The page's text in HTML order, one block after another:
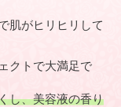
肌がヒリヒリして
クトで大満足で
し、美容液の香り